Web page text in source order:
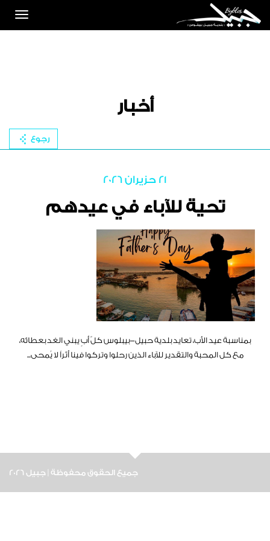
أخبار
رجوع
21 حزيران 2026
تحية للآباء في عيدهم
بمناسبة عيد الأب، تعايد بلدية حبيل-بيبلوس كلّ أبٍ يبني الغد بعطائه،
مع كل المحبة والتقدير للآباء الذين رحلوا وتركوا فينا أثراً لا يُمحى...
جميع الحقوق محفوظة | جبيل 2026